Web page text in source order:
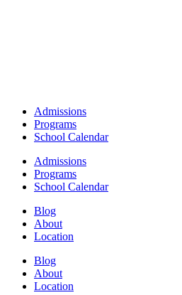
Admissions
Programs
School Calendar
Admissions
Programs
School Calendar
Blog
About
Location
Blog
About
Location